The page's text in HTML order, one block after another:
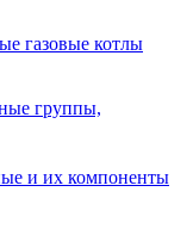
газовые котлы
группы,
и их компоненты